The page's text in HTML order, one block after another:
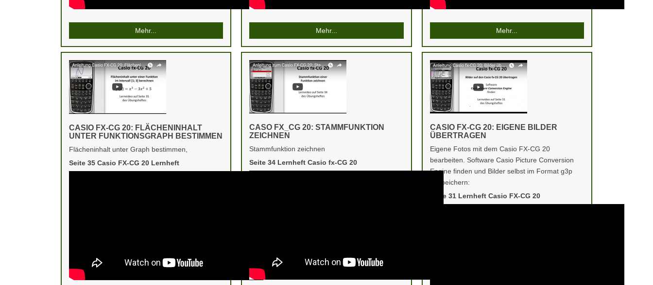
Mehr... Mehr... Mehr...
CASIO FX-CG 20: FLÄCHENINHALT
UNTER FUNKTIONSGRAPH BESTIMMEN
Flächeninhalt unter Graph bestimmen,
Seite 35 Casio FX-CG 20 Lernheft
CASO FX_CG 20: STAMMFUNKTION
ZEICHNEN
Stammfunktion zeichnen
Seite 34 Lernheft Casio fx-CG 20
CASIO FX-CG 20: EIGENE BILDER
ÜBERTRAGEN
Eigene Fotos mit dem Casio FX-CG 20
bearbeiten. Software Casio Picture Conversion
Engine finden und Bilder selbst im Format g3p
abspeichern:
Seite 31 Lernheft Casio FX-CG 20